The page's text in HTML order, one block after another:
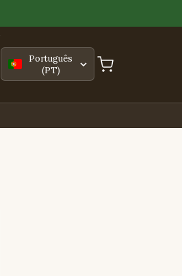
Português
(PT)